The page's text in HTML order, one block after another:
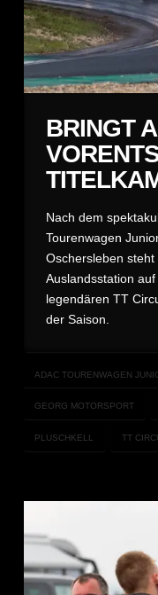
BRINGT
Nach dem
Tourenwagen
Oschersleben
Auslandsstation
legendären TT
der Saison.
ADAC TOURENWAGEN
GEORG MOTORSPORT
PLUSCHKELL TT